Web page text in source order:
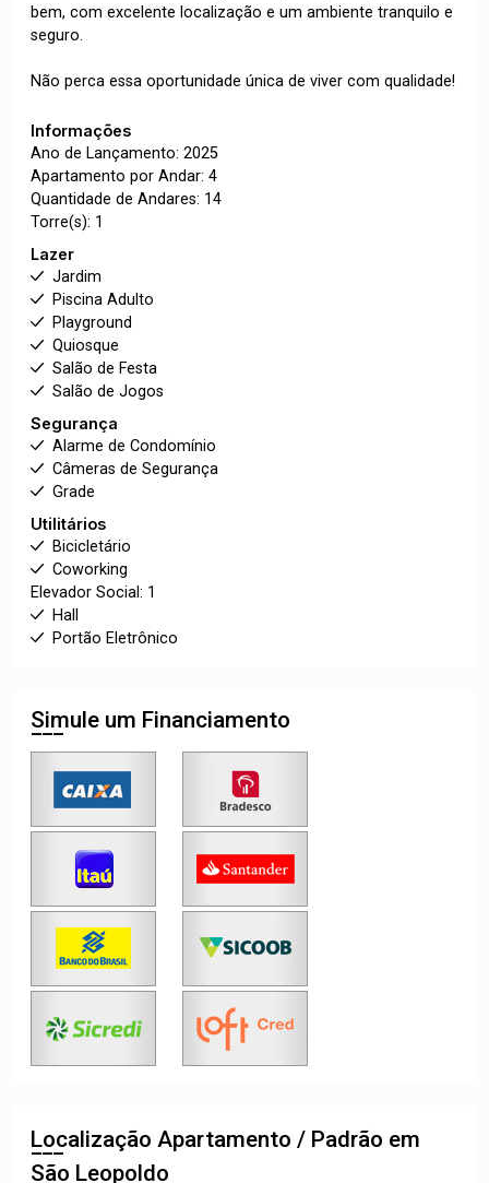
bem, com excelente localização e um ambiente tranquilo e
seguro.
Não perca essa oportunidade única de viver com qualidade!
Informações
Ano de Lançamento: 2025
Apartamento por Andar: 4
Quantidade de Andares: 14
Torre(s): 1
Lazer
Jardim
Piscina Adulto
Playground
Quiosque
Salão de Festa
Salão de Jogos
Segurança
Alarme de Condomínio
Câmeras de Segurança
Grade
Utilitários
Bicicletário
Coworking
Elevador Social: 1
Hall
Portão Eletrônico
Simule um Financiamento
Localização Apartamento / Padrão em
São Leopoldo